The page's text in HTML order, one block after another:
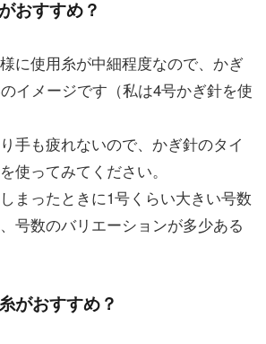
おすすめ？
に使用糸が中細程度なので、かぎ
イメージです（私は4号かぎ針を使
手も疲れないので、かぎ針のタイ
使ってみてください。
まったときに1号くらい大きい号数
号数のバリエーションが多少ある
がおすすめ？